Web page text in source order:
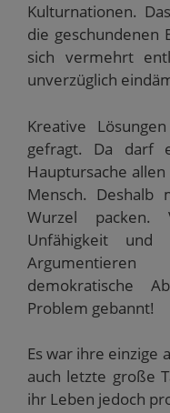
Kulturnationen.
die geschundenen
sich vermehrt
unverzüglich
Kreative
gefragt. Da darf
Hauptursache
Mensch.
Wurzel packen.
Unfähigkeit und
demokratische
Problem gebannt!
Es war ihre einzige
auch letzte große
ihr Leben jedoch